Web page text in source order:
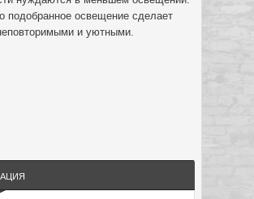
подобранное освещение сделает
и уютными.